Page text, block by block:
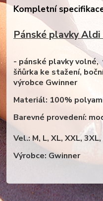
Kompletní
Pánské plavky
- pánské plavky volné,
šňůrka ke stažení,
výrobce Gwinner
Materiál: 100%
Barevné provedení:
Vel.: M, L, XL, XXL,
Výrobce: Gwinner